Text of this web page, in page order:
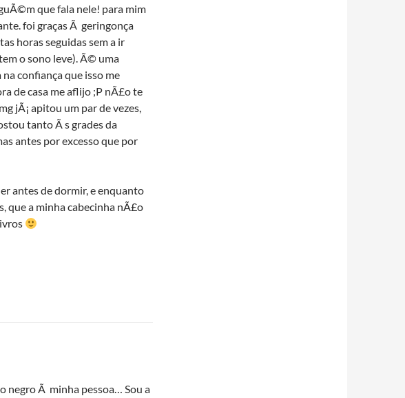
que fala nele! para mim
foi graças Ã geringonça
horas seguidas sem a ir
o sono leve). Ã© uma
confiança que isso me
de casa me aflijo ;P nÃ£o te
jÃ¡ apitou um par de vezes,
tanto Ã s grades da
antes por excesso que por
antes de dormir, e enquanto
que a minha cabecinha nÃ£o
negro Ã minha pessoa… Sou a